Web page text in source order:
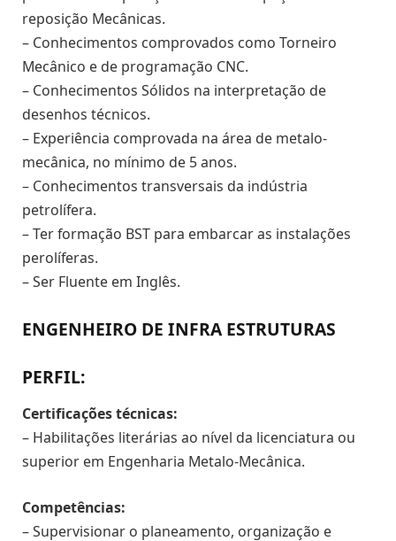
reposição Mecânicas.
– Conhecimentos comprovados como Torneiro
Mecânico e de programação CNC.
– Conhecimentos Sólidos na interpretação de
desenhos técnicos.
– Experiência comprovada na área de metalo-
mecânica, no mínimo de 5 anos.
– Conhecimentos transversais da indústria
petrolífera.
– Ter formação BST para embarcar as instalações
perolíferas.
– Ser Fluente em Inglês.
ENGENHEIRO DE INFRA ESTRUTURAS
PERFIL:
Certificações técnicas:
– Habilitações literárias ao nível da licenciatura ou
superior em Engenharia Metalo-Mecânica.
Competências:
– Supervisionar o planeamento, organização e